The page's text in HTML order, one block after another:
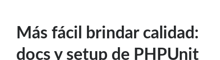
Más fácil brindar calidad:
docs y setup de PHPUnit